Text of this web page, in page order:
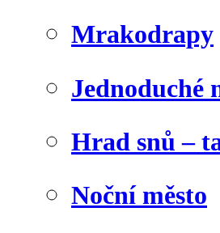
Mrakodrapy
Jednoduché
Hrad snů –
Noční město